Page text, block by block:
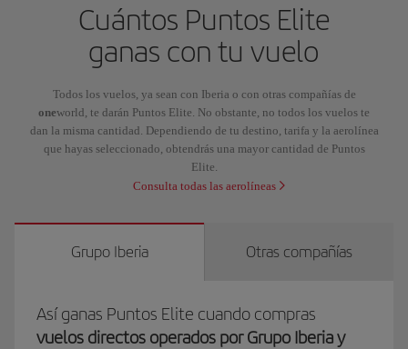
Cuántos Puntos Elite
ganas con tu vuelo
Todos los vuelos, ya sean con Iberia o con otras compañías de
oneworld, te darán Puntos Elite. No obstante, no todos los vuelos te
dan la misma cantidad. Dependiendo de tu destino, tarifa y la aerolínea
que hayas seleccionado, obtendrás una mayor cantidad de Puntos
Elite.
Consulta todas las aerolíneas
Grupo Iberia Otras compañías
Así ganas Puntos Elite cuando compras
vuelos directos operados por Grupo Iberia y